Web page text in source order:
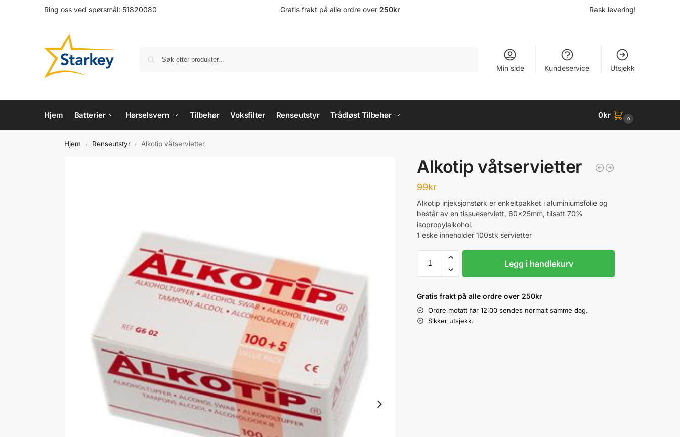
Ring oss ved spørsmål: 51820080 Gratis frakt på alle ordre over 250kr Rask levering!
Min side Kundeservice Utsjekk
Hjem Batterier Hørselsvern Tilbehør Voksfilter Renseutstyr Trådløst Tilbehør 0kr 0
Hjem / Renseutstyr / Alkotip våtservietter
Alkotip våtservietter
99kr
Alkotip injeksjonstørk er enkeltpakket i aluminiumsfolie og
består av en tissueserviett, 60x25mm, tilsatt 70%
isopropylalkohol.
1 eske inneholder 100stk servietter
Legg i handlekurv
Gratis frakt på alle ordre over 250kr
Ordre motatt før 12:00 sendes normalt samme dag.
Sikker utsjekk.